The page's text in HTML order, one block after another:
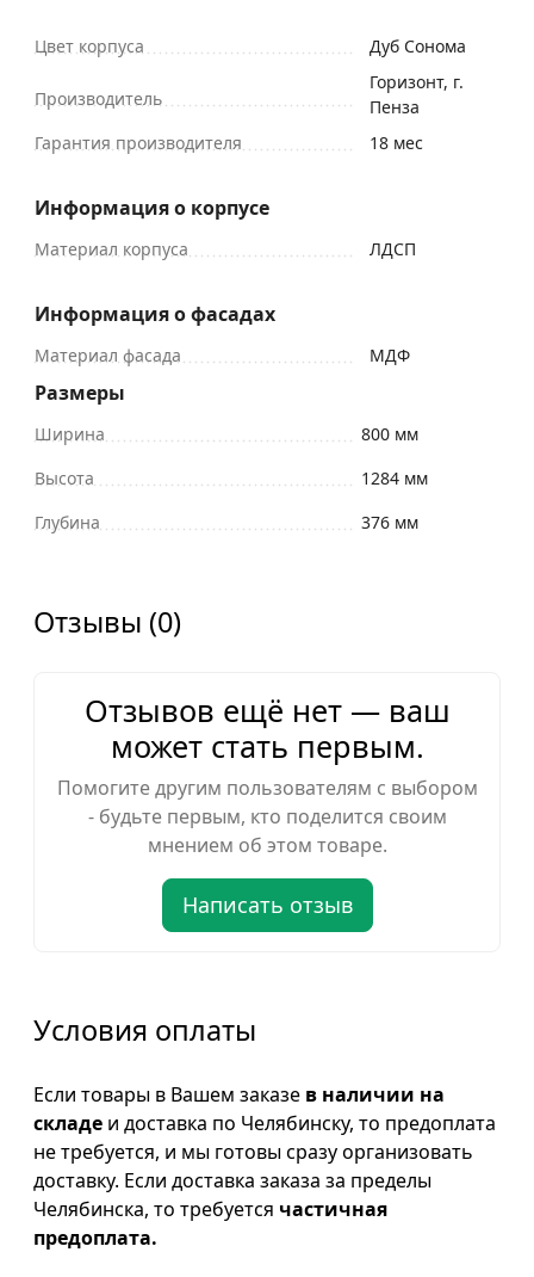
Цвет корпуса Дуб Сонома
Производитель
Горизонт, г.
Пенза
Гарантия производителя
18 мес
Информация о корпусе
Материал корпуса ЛДСП
Информация о фасадах
Материал фасада МДФ
Размеры
Ширина
800 мм
Высота
1284 мм
Глубина
376 мм
Отзывы (0)
Отзывов ещё нет — ваш
может стать первым.
Помогите другим пользователям с выбором
- будьте первым, кто поделится своим
мнением об этом товаре.
Написать отзыв
Условия оплаты
Если товары в Вашем заказе в наличии на
складе и доставка по Челябинску, то предоплата
не требуется, и мы готовы сразу организовать
доставку. Если доставка заказа за пределы
Челябинска, то требуется частичная
предоплата.